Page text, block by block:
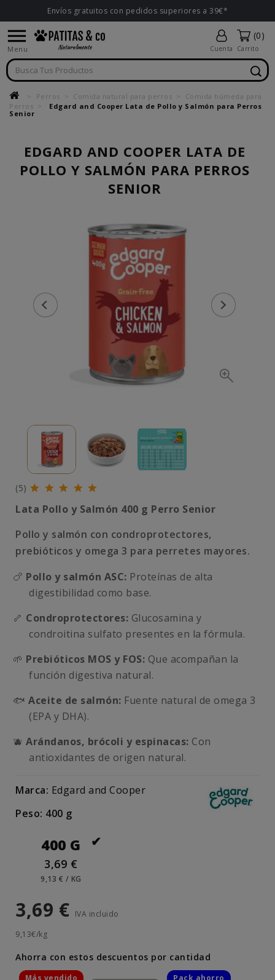
Envíos gratuitos con pedidos superiores a 39€*

Menu Cuenta
(0)
Carrito
Perros Comida natural para perros
Comida húmeda para
Perros
Edgard and Cooper Lata de Pollo y Salmón para Perros
Senior
EDGARD AND COOPER LATA DE
POLLO Y SALMÓN PARA PERROS
SENIOR
(5)
Lata Pollo y Salmón 400 g Perro Senior
Pollo y salmón con condroprotectores,
prebióticos y omega 3 para perretes mayores.
🍗 Pollo y salmón ASC: Proteínas de alta
digestibilidad como base.
🦴 Condroprotectores: Glucosamina y
condroitina sulfato presentes en la fórmula.
🌱 Prebióticos MOS y FOS: Que acompañan la
función digestiva natural.
🐟 Aceite de salmón: Fuente natural de omega 3
(EPA y DHA).
🫐 Arándanos, brócoli y espinacas: Con
antioxidantes de origen natural.
Marca: Edgard and Cooper
Peso: 400 g
400 G
3,69 €
9,13 € / KG
3,69 € IVA incluido
9,13€/kg
Ahorra con estos descuentos por cantidad